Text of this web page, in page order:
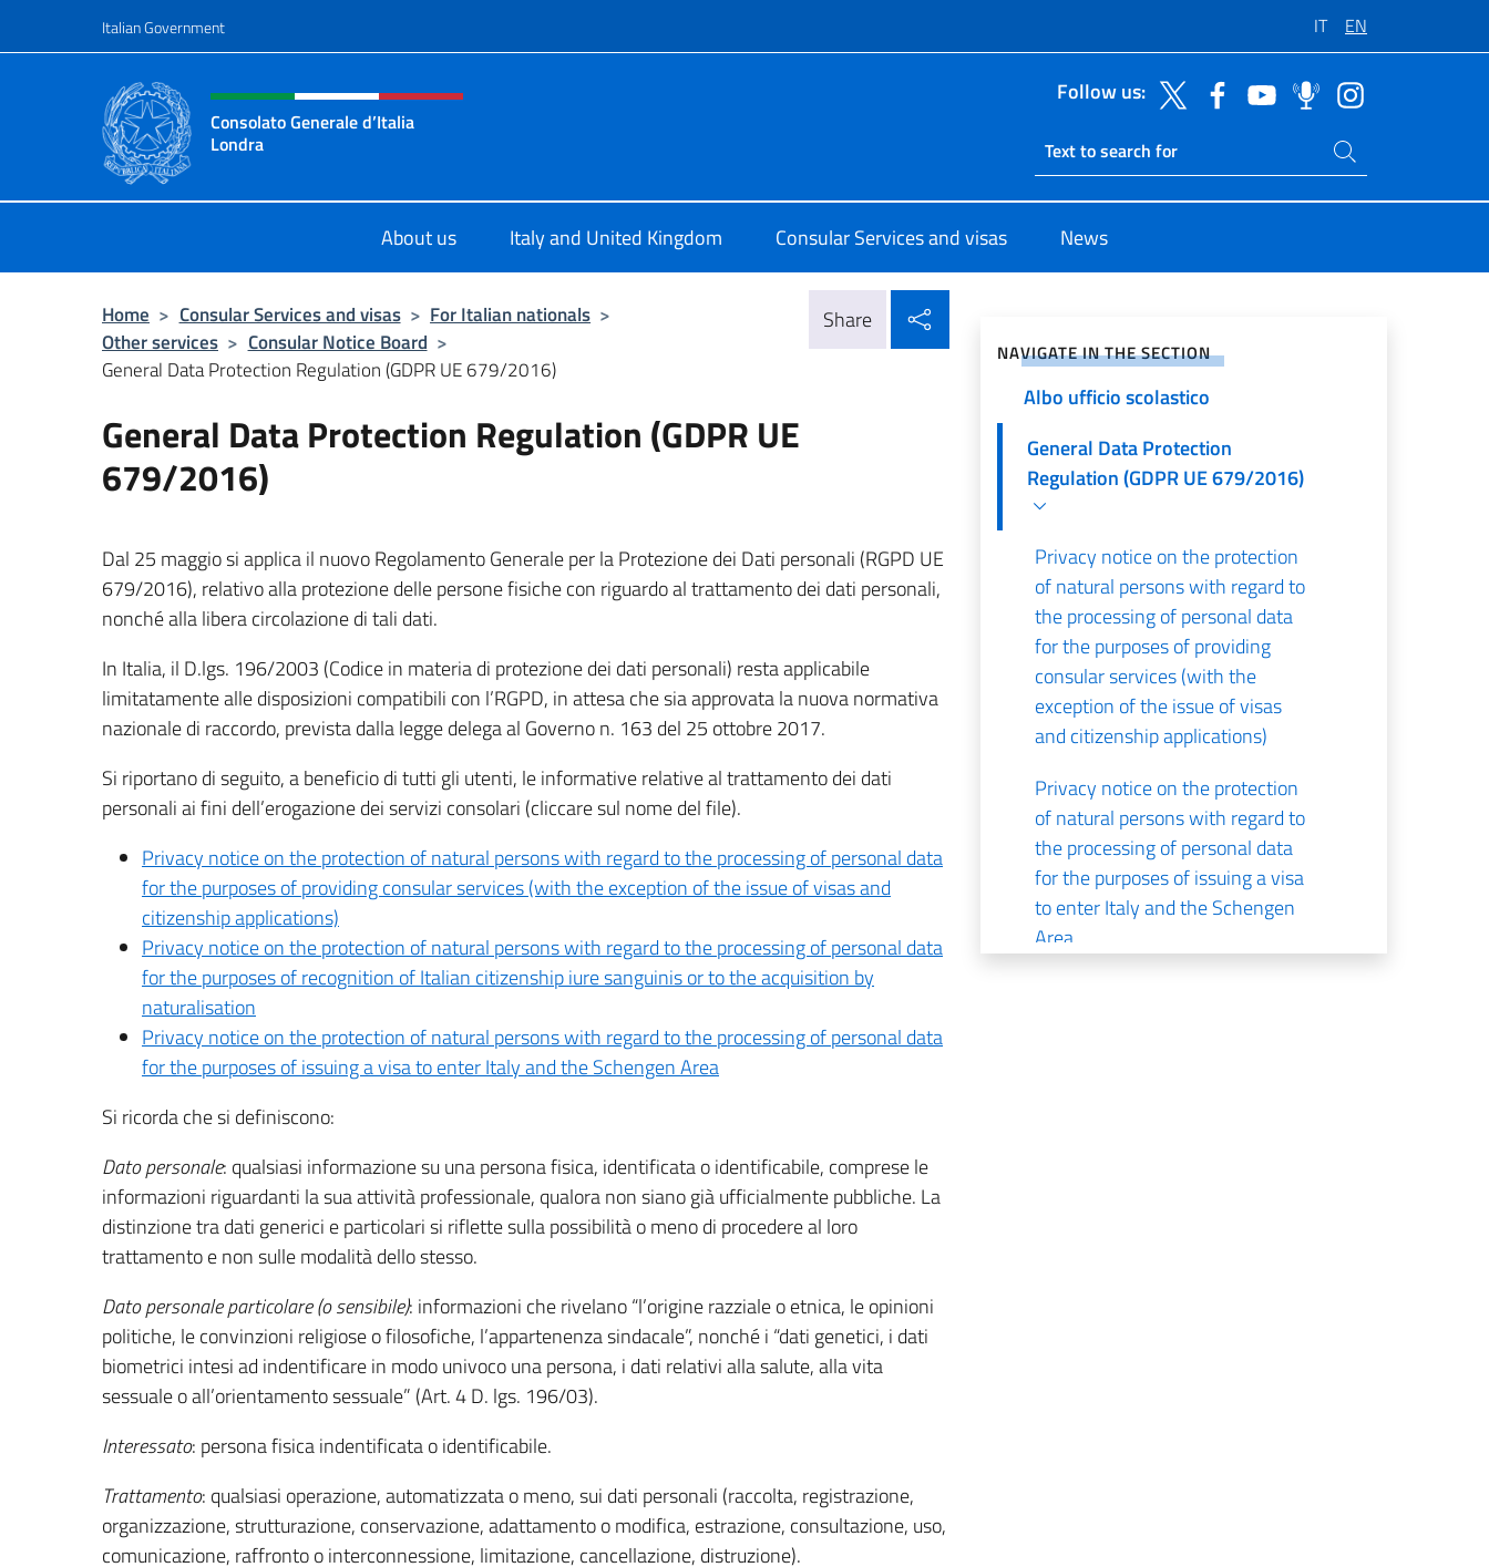
Italian Government IT EN
Header, social and menu of site
Consolato Generale d’Italia
Londra
Follow us:
Ricerca sito live
Search on site
About us Italy and United Kingdom Consular Services and visas News
Home > Consular Services and visas > For Italian nationals >
Other services > Consular Notice Board >
General Data Protection Regulation (GDPR UE 679/2016)
Share
General Data Protection Regulation (GDPR UE
679/2016)
Dal 25 maggio si applica il nuovo Regolamento Generale per la Protezione dei Dati personali (RGPD UE
679/2016), relativo alla protezione delle persone fisiche con riguardo al trattamento dei dati personali,
nonché alla libera circolazione di tali dati.
In Italia, il D.lgs. 196/2003 (Codice in materia di protezione dei dati personali) resta applicabile
limitatamente alle disposizioni compatibili con l’RGPD, in attesa che sia approvata la nuova normativa
nazionale di raccordo, prevista dalla legge delega al Governo n. 163 del 25 ottobre 2017.
Si riportano di seguito, a beneficio di tutti gli utenti, le informative relative al trattamento dei dati
personali ai fini dell’erogazione dei servizi consolari (cliccare sul nome del file).
Privacy notice on the protection of natural persons with regard to the processing of personal data
for the purposes of providing consular services (with the exception of the issue of visas and
citizenship applications)
Privacy notice on the protection of natural persons with regard to the processing of personal data
for the purposes of recognition of Italian citizenship iure sanguinis or to the acquisition by
naturalisation
Privacy notice on the protection of natural persons with regard to the processing of personal data
for the purposes of issuing a visa to enter Italy and the Schengen Area
Si ricorda che si definiscono:
Dato personale: qualsiasi informazione su una persona fisica, identificata o identificabile, comprese le
informazioni riguardanti la sua attività professionale, qualora non siano già ufficialmente pubbliche. La
distinzione tra dati generici e particolari si riflette sulla possibilità o meno di procedere al loro
trattamento e non sulle modalità dello stesso.
Dato personale particolare (o sensibile): informazioni che rivelano “l’origine razziale o etnica, le opinioni
politiche, le convinzioni religiose o filosofiche, l’appartenenza sindacale”, nonché i “dati genetici, i dati
biometrici intesi ad indentificare in modo univoco una persona, i dati relativi alla salute, alla vita
sessuale o all’orientamento sessuale” (Art. 4 D. lgs. 196/03).
Interessato: persona fisica indentificata o identificabile.
Trattamento: qualsiasi operazione, automatizzata o meno, sui dati personali (raccolta, registrazione,
organizzazione, strutturazione, conservazione, adattamento o modifica, estrazione, consultazione, uso,
comunicazione, raffronto o interconnessione, limitazione, cancellazione, distruzione).
NAVIGATE IN THE SECTION
Notifications Consular Notice
Board - Citizenship Office
Albo Consolare degli Enti
Pubblicazioni Stato Civile
Albo ufficio scolastico
General Data Protection
Regulation (GDPR UE 679/2016)
Privacy notice on the protection
of natural persons with regard to
the processing of personal data
for the purposes of providing
consular services (with the
exception of the issue of visas
and citizenship applications)
Privacy notice on the protection
of natural persons with regard to
the processing of personal data
for the purposes of issuing a visa
to enter Italy and the Schengen
Area